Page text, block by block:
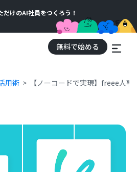
けのAI社員をつくろう！
無料で始める
用術 【ノーコードで実現】freee人